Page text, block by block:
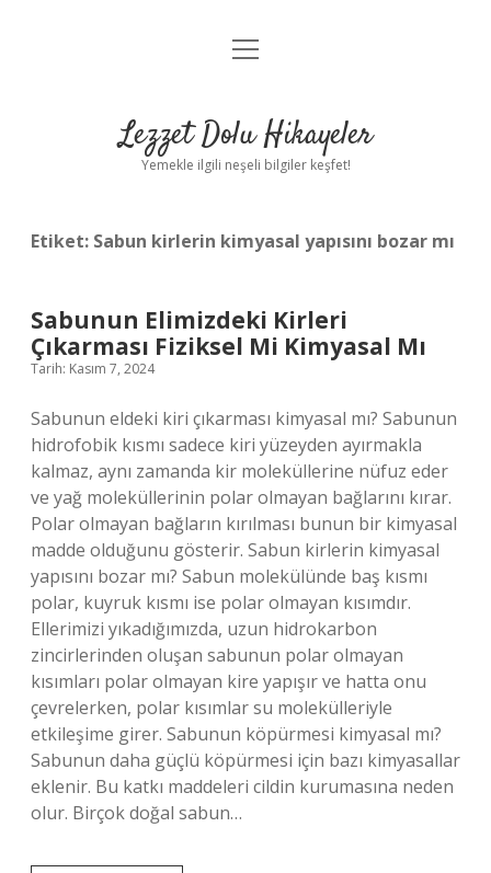
Anasayfa
Yasal Uyarı
menüyü
Lezzet Dolu Hikayeler
Yemekle ilgili neşeli bilgiler keşfet!
Etiket: Sabun kirlerin kimyasal yapısını bozar mı
Sabunun Elimizdeki Kirleri
Çıkarması Fiziksel Mi Kimyasal Mı
Tarih: Kasım 7, 2024
Sabunun eldeki kiri çıkarması kimyasal mı? Sabunun
hidrofobik kısmı sadece kiri yüzeyden ayırmakla
kalmaz, aynı zamanda kir moleküllerine nüfuz eder
ve yağ moleküllerinin polar olmayan bağlarını kırar.
Polar olmayan bağların kırılması bunun bir kimyasal
madde olduğunu gösterir. Sabun kirlerin kimyasal
yapısını bozar mı? Sabun molekülünde baş kısmı
polar, kuyruk kısmı ise polar olmayan kısımdır.
Ellerimizi yıkadığımızda, uzun hidrokarbon
zincirlerinden oluşan sabunun polar olmayan
kısımları polar olmayan kire yapışır ve hatta onu
çevrelerken, polar kısımlar su molekülleriyle
etkileşime girer. Sabunun köpürmesi kimyasal mı?
Sabunun daha güçlü köpürmesi için bazı kimyasallar
eklenir. Bu katkı maddeleri cildin kurumasına neden
olur. Birçok doğal sabun…